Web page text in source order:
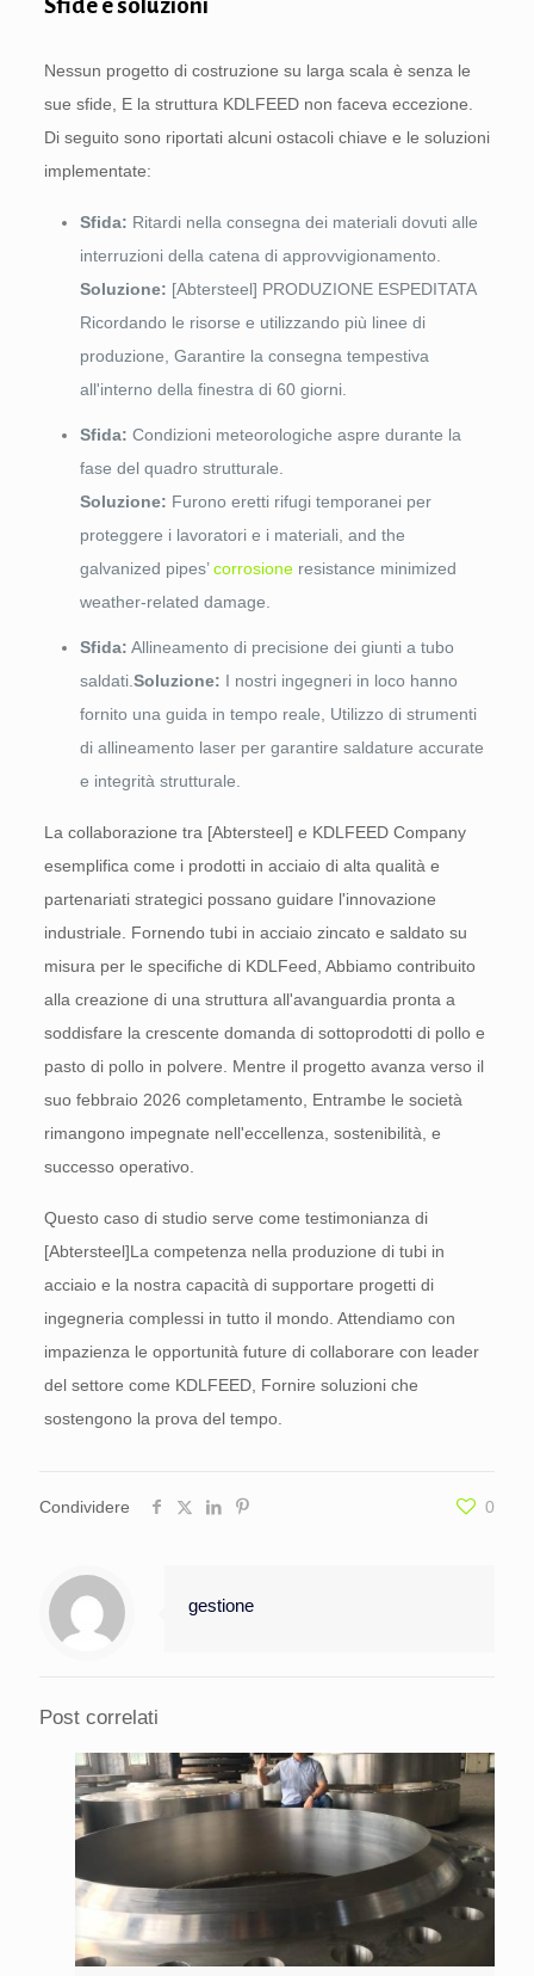
Sfide e soluzioni
Nessun progetto di costruzione su larga scala è senza le
sue sfide, E la struttura KDLFEED non faceva eccezione.
Di seguito sono riportati alcuni ostacoli chiave e le soluzioni
implementate:
Sfida: Ritardi nella consegna dei materiali dovuti alle
interruzioni della catena di approvvigionamento.
Soluzione: [Abtersteel] PRODUZIONE ESPEDITATA
Ricordando le risorse e utilizzando più linee di
produzione, Garantire la consegna tempestiva
all'interno della finestra di 60 giorni.
Sfida: Condizioni meteorologiche aspre durante la
fase del quadro strutturale.
Soluzione: Furono eretti rifugi temporanei per
proteggere i lavoratori e i materiali, and the
galvanized pipes’ corrosione resistance minimized
weather-related damage
Sfida: Allineamento di precisione dei giunti a tubo
saldati. Soluzione: I nostri ingegneri in loco hanno
fornito una guida in tempo reale, Utilizzo di strumenti
di allineamento laser per garantire saldature accurate
e integrità strutturale.
La collaborazione tra [Abtersteel] e KDLFEED Company
esemplifica come i prodotti in acciaio di alta qualità e
partenariati strategici possano guidare l'innovazione
industriale. Fornendo tubi in acciaio zincato e saldato su
misura per le specifiche di KDLFeed, Abbiamo contribuito
alla creazione di una struttura all'avanguardia pronta a
soddisfare la crescente domanda di sottoprodotti di pollo e
pasto di pollo in polvere. Mentre il progetto avanza verso il
suo febbraio 2026 completamento, Entrambe le società
rimangono impegnate nell'eccellenza, sostenibilità, e
successo operativo.
Questo caso di studio serve come testimonianza di
[Abtersteel]La competenza nella produzione di tubi in
acciaio e la nostra capacità di supportare progetti di
ingegneria complessi in tutto il mondo. Attendiamo con
impazienza le opportunità future di collaborare con leader
del settore come KDLFEED, Fornire soluzioni che
sostengono la prova del tempo.
Condividere 0
gestione
Post correlati